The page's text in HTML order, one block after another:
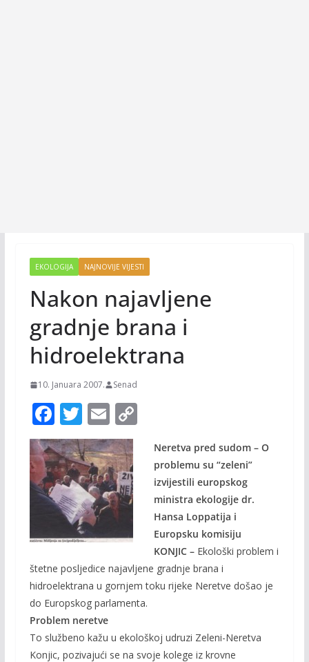
EKOLOGIJA NAJNOVIJE VIJESTI
Nakon najavljene
gradnje brana i
hidroelektrana
10. Januara 2007. Senad
F
ac
e
b
o
o
k
T
w
itt
er
E
m
ai
l
C
Neretva pred sudom – O
problemu su “zeleni”
izvijestili europskog
ministra ekologije dr.
Hansa Loppatija i
Europsku komisiju
KONJIC – Ekološki problem i
štetne posljedice najavljene gradnje brana i
hidroelektrana u gornjem toku rijeke Neretve došao je
do Europskog parlamenta.
Problem neretve
To službeno kažu u ekološkoj udruzi Zeleni-Neretva
Konjic, pozivajući se na svoje kolege iz krovne